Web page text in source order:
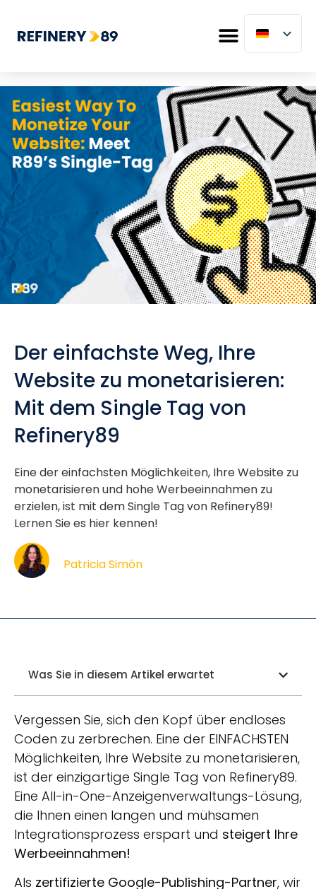
Der einfachste Weg, Ihre
Website zu monetarisieren:
Mit dem Single Tag von
Refinery89
Eine der einfachsten Möglichkeiten, Ihre Website zu
monetarisieren und hohe Werbeeinnahmen zu
erzielen, ist mit dem Single Tag von Refinery89!
Lernen Sie es hier kennen!
Patricia Simón
Was Sie in diesem Artikel erwartet
Vergessen Sie, sich den Kopf über endloses
Coden zu zerbrechen. Eine der EINFACHSTEN
Möglichkeiten, Ihre Website zu monetarisieren,
ist der einzigartige Single Tag von Refinery89.
Eine All-in-One-Anzeigenverwaltungs-Lösung,
die Ihnen einen langen und mühsamen
Integrationsprozess erspart und steigert Ihre
Werbeeinnahmen!
Als zertifizierte Google-Publishing-Partner, wir